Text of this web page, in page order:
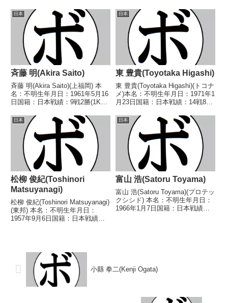
●3RTKO 森本 元樹(グリーンツ
ダ)2022/05/29 ...
1943/11/26 ●1RKO 白井 義男
(拳道会)【補足情報】・戦前に活
躍。戦争による記録の消失も多く
あると思わ...
日本
斉藤 明(Akira Saito)
斉藤 明(Akira Saito)(上福岡) 本
名：不明生年月日：1961年5月16
日国籍：日本戦績：9戦2勝(1KO)
し 【戦歴】1981/02/07
●1RKO 岩本 静男(辰
東)1981/12/20 ○4...
日本
東 豊貴(Toyotaka Higashi)
東 豊貴(Toyotaka Higashi)(トコナ
メ)本名：不明生年月日：1971年1
月23日国籍：日本戦績：14戦8勝
し【戦歴】1999/03/20
○1RKO 本池 公太(安城
緑)1999/05/0...
日本
松柳 俊紀(Toshinori
Matsuyanagi)
松柳 俊紀(Toshinori Matsuyanagi)
(東邦) 本名：不明生年月日：
1957年9月6日国籍：日本戦績：
口)1984/1...
日本
富山 浩(Satoru Toyama)
富山 浩(Satoru Toyama)(プロテッ
クシシド) 本名：不明生年月日：
1966年1月7日国籍：日本戦績：4
小縣 拳二(Kenji Ogata)